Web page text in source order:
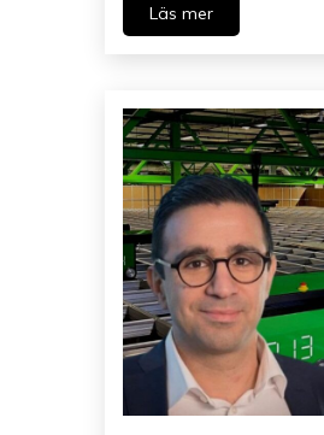
Läs mer